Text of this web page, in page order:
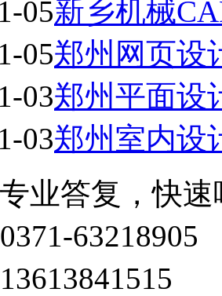
05新乡机械
05郑州网页设
03郑州平面设
03郑州室内设
专业答复，快速
63218905